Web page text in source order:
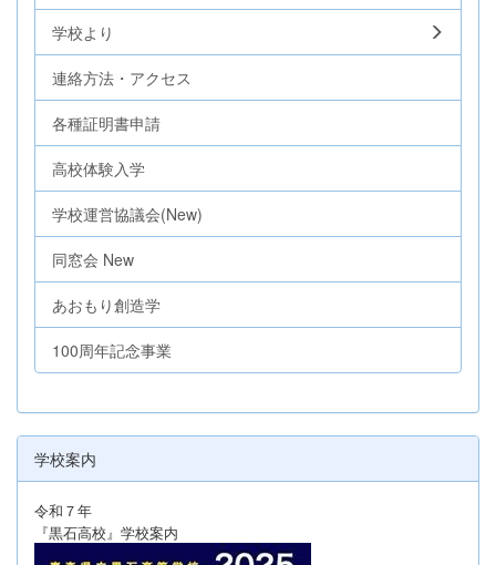
学校より
連絡方法・アクセス
各種証明書申請
高校体験入学
学校運営協議会(New)
同窓会 New
あおもり創造学
100周年記念事業
学校案内
令和７年
『黒石高校』学校案内